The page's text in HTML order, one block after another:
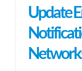
Update